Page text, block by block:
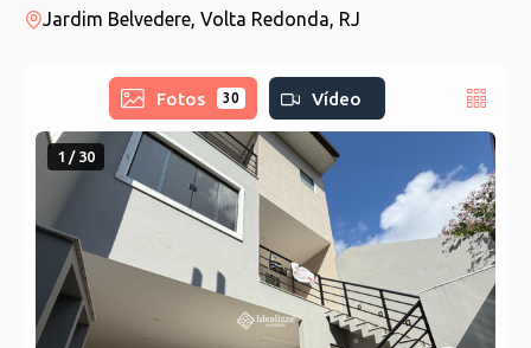
Jardim Belvedere, Volta Redonda, RJ
Fotos 30 Vídeo
1 / 30